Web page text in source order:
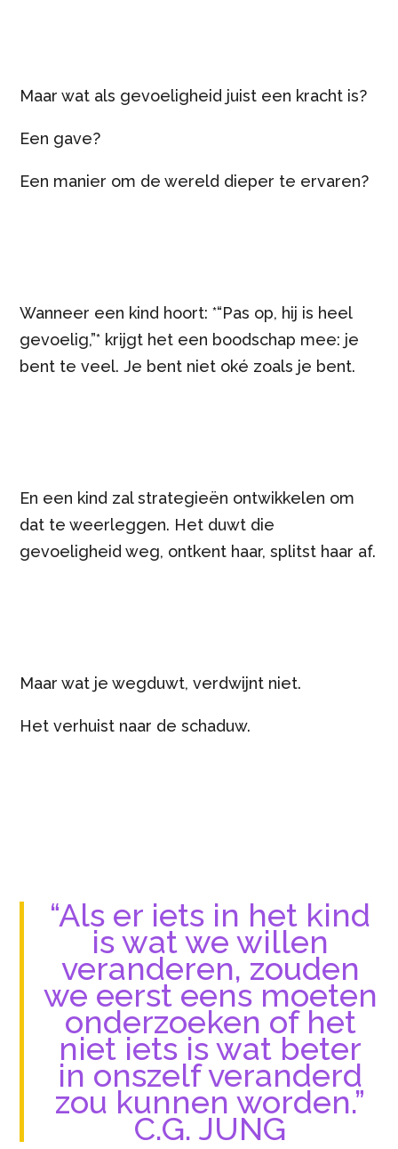
Maar wat als gevoeligheid juist een kracht is?
Een gave?
Een manier om de wereld dieper te ervaren?
Wanneer een kind hoort: *“Pas op, hij is heel
gevoelig,”* krijgt het een boodschap mee: je
bent te veel. Je bent niet oké zoals je bent.
En een kind zal strategieën ontwikkelen om
dat te weerleggen. Het duwt die
gevoeligheid weg, ontkent haar, splitst haar af.
Maar wat je wegduwt, verdwijnt niet.
Het verhuist naar de schaduw.
“Als er iets in het kind
is wat we willen
veranderen, zouden
we eerst eens moeten
onderzoeken of het
niet iets is wat beter
in onszelf veranderd
zou kunnen worden.”
C.G. JUNG